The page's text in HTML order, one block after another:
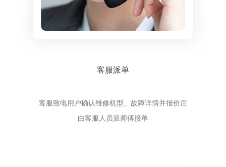
客服派单
客服致电用户确认维修机型、故障详情并报价后
由客服人员派师傅接单